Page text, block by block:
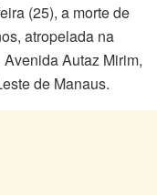
(25), a morte de
atropelada na
Autaz Mirim,
de Manaus.